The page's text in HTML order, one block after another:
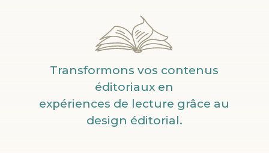
Transformons vos contenus
éditoriaux en
expériences de lecture grâce au
design éditorial.